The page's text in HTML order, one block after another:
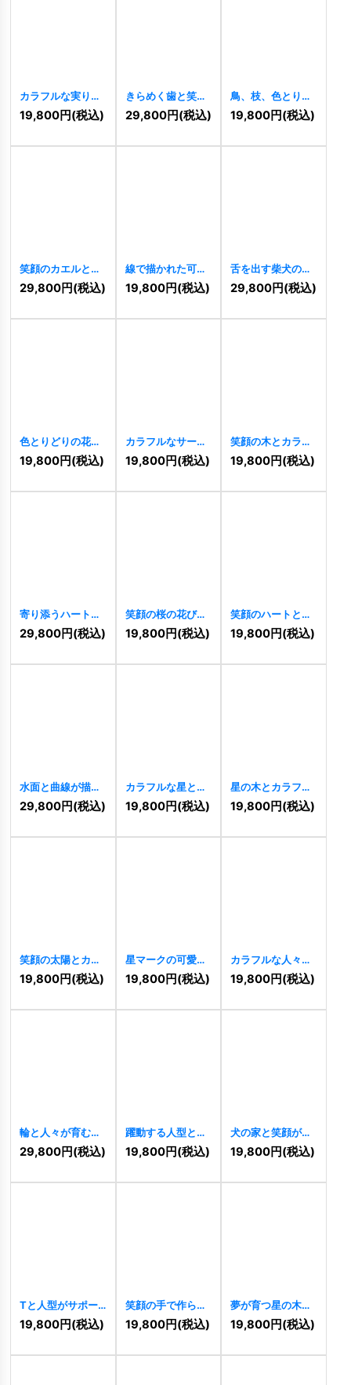
カラフルな実りの
木ロゴ[10982]
19,800円(税込)
きらめく歯と笑顔
のロゴ[10980]
29,800円(税込)
鳥、枝、色とりど
りのベリーのロゴ
10951 ]
19,800円(税込)
笑顔のカエルと虹
のロゴ [10061]
29,800円(税込)
線で描かれた可愛
らしい犬のロゴ
10049]
19,800円(税込)
舌を出す柴犬のキ
ュートなペットロ
ゴ [10043]
29,800円(税込)
色とりどりの花び
らとつながりのロ
ゴ [ 10012 ]
19,800円(税込)
カラフルなサーカ
ステントの楽しさ
ロゴ 10010]
19,800円(税込)
笑顔の木とカラフ
ルな実が彩る成長
ロゴ 10001]
19,800円(税込)
寄り添うハートと
三日月が包む、愛
情と癒しのロゴ
29,800円(税込)
笑顔の桜の花びら
が彩るのロゴ
10933]
19,800円(税込)
笑顔のハートと翼
が彩る、優しさと
保護のロゴ
19,800円(税込)
水面と曲線が描
く、優しさと癒し
のロゴ 10915]
29,800円(税込)
カラフルな星とス
クエアが織りなす
のロゴ [10901]
19,800円(税込)
星の木とカラフル
な夢ロゴ[10900]
19,800円(税込)
笑顔の太陽とカラ
フルな光が輝くロ
ゴ [ 10895]
19,800円(税込)
星マークの可愛い
犬のロゴ [10896 ]
19,800円(税込)
カラフルな人々が
手を取り合う喜び
のロゴ [ 10861]
19,800円(税込)
輪と人々が育む、
喜びと成長のウェ
ルネスロゴ
29,800円(税込)
躍動する人型とハ
ートのウェルネス
ロゴ 10829]
19,800円(税込)
犬の家と笑顔がか
わいいペットロゴ
10812 ]
19,800円(税込)
Tと人型がサポー
トと成長を示すロ
ゴ [ 10809]
19,800円(税込)
笑顔の手で作られ
た輪のロゴ
10808]
19,800円(税込)
夢が育つ星の木の
ロゴ[10784]
19,800円(税込)